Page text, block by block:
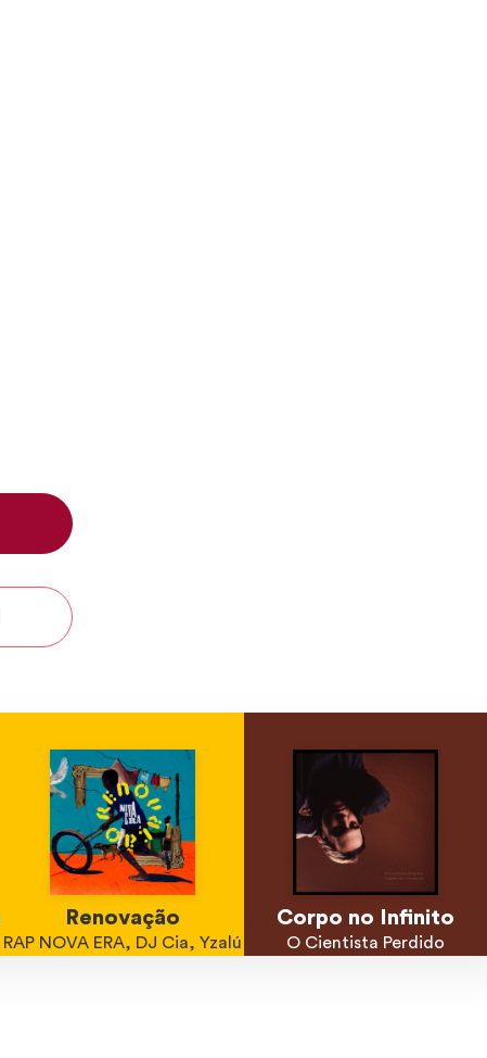
Renovação
RAP NOVA ERA, DJ Cia, Yzalú
Corpo no Infinito
O Cientista Perdido